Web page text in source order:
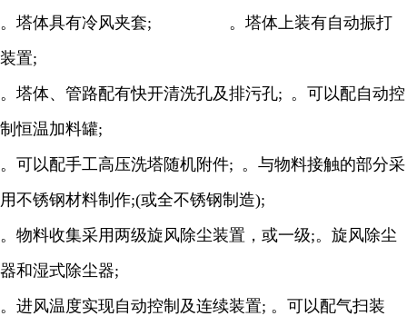
。塔体具有冷风夹套;
。塔体上装有自动振打
装置;
。塔体、管路配有快开清洗孔及排污孔; 。可以配自动控
制恒温加料罐;
。可以配手工高压洗塔随机附件; 。与物料接触的部分采
用不锈钢材料制作;(或全不锈钢制造);
。物料收集采用两级旋风除尘装置，或一级;。旋风除尘
器和湿式除尘器;
。进风温度实现自动控制及连续装置; 。可以配气扫装